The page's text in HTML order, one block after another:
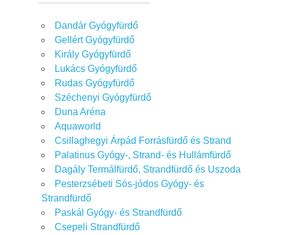
Dandár Gyógyfürdő
Gellért Gyógyfürdő
Király Gyógyfürdő
Lukács Gyógyfürdő
Rudas Gyógyfürdő
Széchenyi Gyógyfürdő
Duna Aréna
Aquaworld
Csillaghegyi Árpád Forrásfürdő és Strand
Palatinus Gyógy-, Strand- és Hullámfürdő
Dagály Termálfürdő, Strandfürdő és Uszoda
Pesterzsébeti Sós-jódos Gyógy- és
Strandfürdő
Paskál Gyógy- és Strandfürdő
Csepeli Strandfürdő